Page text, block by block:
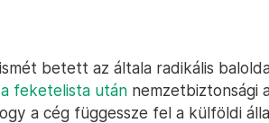
betett az általa radikális
a feketelista után nemzetbiztonsági
a cég függessze fel a külföldi